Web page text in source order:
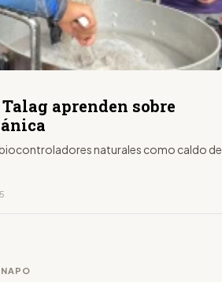
aprenden sobre
naturales como caldo de